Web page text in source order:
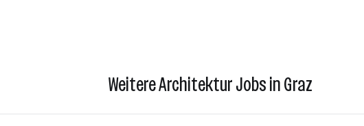
Weitere Architektur Jobs in Graz